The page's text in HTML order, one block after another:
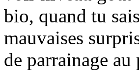
bio, quand tu
mauvaises
de parrainage